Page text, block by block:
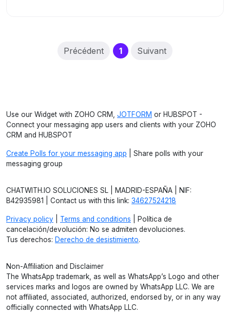
Précédent 1(current)
Suivant
Use our Widget with ZOHO CRM, JOTFORM or HUBSPOT -
Connect your messaging app users and clients with your ZOHO
CRM and HUBSPOT
Create Polls for your messaging app | Share polls with your
messaging group
CHATWITH.IO SOLUCIONES SL | MADRID-ESPAÑA | NIF:
B42935981 | Contact us with this link: 34627524218
Privacy policy Terms and conditions | Política de
cancelación/devolución: No se admiten devoluciones.
Tus derechos: Derecho de desistimiento.
Non-Affiliation and Disclaimer
The WhatsApp trademark, as well as WhatsApp’s Logo and other
services marks and logos are owned by WhatsApp LLC. We are
not affiliated, associated, authorized, endorsed by, or in any way
officially connected with WhatsApp LLC.